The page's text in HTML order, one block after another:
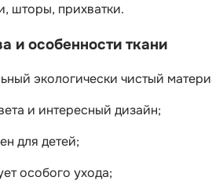
шторы, прихватки.
и особенности ткани
экологически чистый
и интересный дизайн;
для детей;
особого ухода;